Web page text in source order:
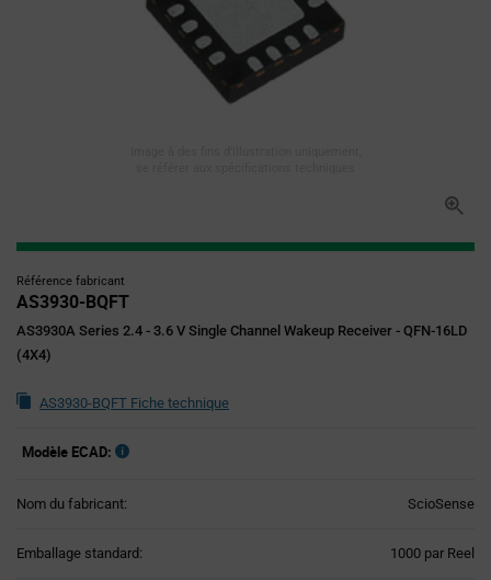
Référence fabricant
AS3930-BQFT
AS3930A Series 2.4 - 3.6 V Single Channel Wakeup Receiver - QFN-16LD
(4X4)
AS3930-BQFT Fiche technique
Modèle ECAD:
Nom du fabricant: ScioSense
Emballage standard: 1000 par Reel